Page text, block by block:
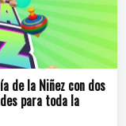
de la Niñez con dos
para toda la